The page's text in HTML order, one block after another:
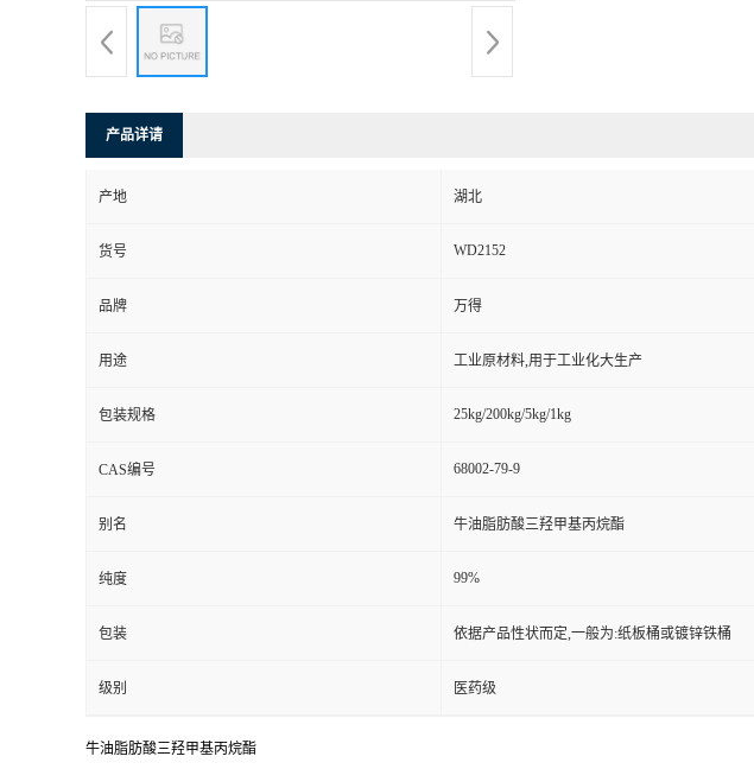
产品详请
产地 湖北
货号 WD2152
品牌 万得
用途 工业原材料,用于工业化大生产
包装规格 25kg/200kg/5kg/1kg
CAS编号 68002-79-9
别名 牛油脂肪酸三羟甲基丙烷酯
纯度 99%
包装 依据产品性状而定,一般为:纸板桶或镀锌铁桶
级别 医药级
牛油脂肪酸三羟甲基丙烷酯